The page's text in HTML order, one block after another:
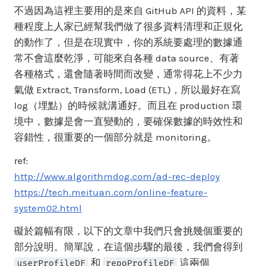
不過因為這裡主要用的是來自 GitHub API 的資料，某
種程度上人家已經幫我們做了很多資料清理和正規化
的動作了，但是在現實中，你的系統要處理的數據通
常不會這麼乾淨，可能來自各種 data source、有著
各種格式，還會隨著時間而改變，通常得花上不少力
氣做 Extract, Transform, Load (ETL)，所以最好在寫
log（埋點）的時候就溝通好。而且在 production 環
境中，數據是會一直變動的，要確保數據的時效性和
容錯性，很重要的一個部分就是 monitoring。
ref:
http://www.algorithmdog.com/ad-rec-deploy
https://tech.meituan.com/online-feature-
system02.html
礙於篇幅有限，以下的文章中我們只會挑幾個重要的
部分說明。簡單說，在這個步驟的最後，我們會得到
userProfileDF 和 repoProfileDF 這兩個